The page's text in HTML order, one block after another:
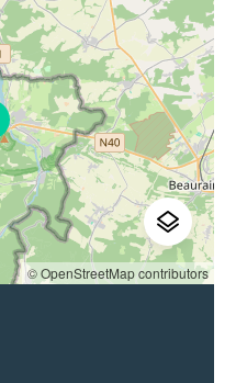
© OpenStreetMap contributors